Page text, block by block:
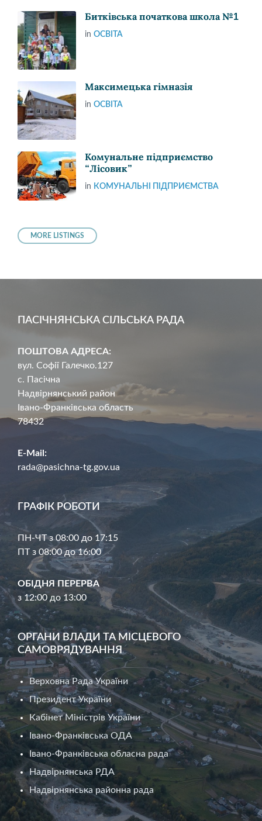
Битківська початкова школа №1
in ОСВІТА
Максимецька гімназія
in ОСВІТА
Комунальне підприємство
“Лісовик”
in КОМУНАЛЬНІ ПІДПРИЄМСТВА
MORE LISTINGS
ПАСІЧНЯНСЬКА СІЛЬСЬКА РАДА
ПОШТОВА АДРЕСА:
вул. Софії Галечко.127
с. Пасічна
Надвірнянський район
Івано-Франківська область
78432
E-Mail:
rada@pasichna-tg.gov.ua
ГРАФІК РОБОТИ
ПН-ЧТ з 08:00 до 17:15
ПТ з 08:00 до 16:00
ОБІДНЯ ПЕРЕРВА
з 12:00 до 13:00
ОРГАНИ ВЛАДИ ТА МІСЦЕВОГО
САМОВРЯДУВАННЯ
Верховна Рада України
Президент України
Кабінет Міністрів України
Івано-Франківська ОДА
Івано-Франківська обласна рада
Надвірнянська РДА
Надвірнянська районна рада